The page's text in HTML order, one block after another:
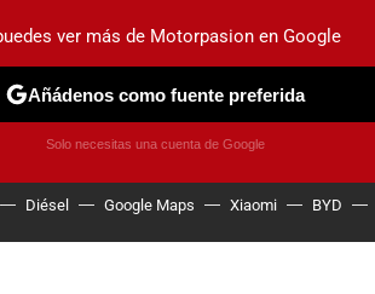
NUEVO
ELÉCTRICOS OBSERVATORIO
Diésel Google Maps Xiaomi BYD
ver más de Motorpasion en Google
Añádenos como fuente preferida
Solo necesitas una cuenta de Google